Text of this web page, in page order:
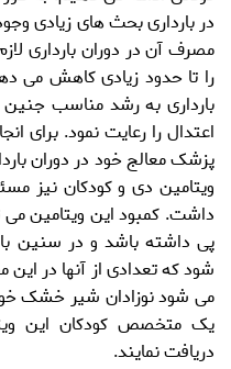
در بارداریبحث های زیادی
مصرف آن در دوران بارداری
را تا حدود زیادی کاهش می
بارداری به رشد مناسب جنین
اعتدال را رعایت نمود. برای
پزشک معالج خود در دوران
ویتامین دی و کودکان نیز
داشت. کمبود این ویتامین می
پی داشته باشد و در سنین
شود که تعدادی از آنها در
می شود نوزادان شیر خشک
یک متخصص کودکان این
دریافت نمایند.